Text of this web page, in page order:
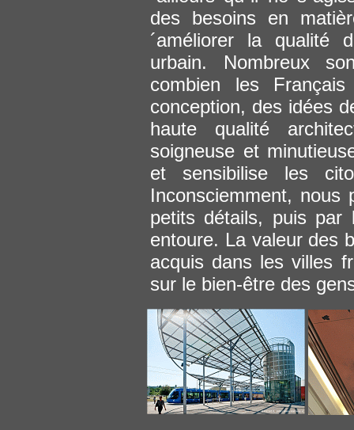
des besoins en
´améliorer la qualité
urbain. Nombreux
combien les
conception, des idées
haute qualité
soigneuse et
et sensibilise les
Inconsciemment, nous
petits détails, puis par
entoure. La valeur des
acquis dans les villes
sur le bien-être des